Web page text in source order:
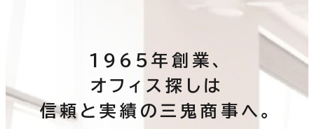
1965年創業、
オフィス探しは
信頼と実績の三鬼商事へ。